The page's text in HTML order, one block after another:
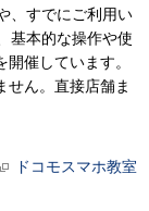
、すでにご利用い
基本的な操作や使
催しています。
せん。直接店舗ま
ドコモスマホ教室